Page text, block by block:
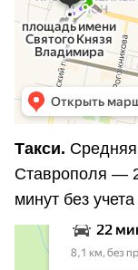
Такси. Средняя
Ставрополя —
минут без
Ставрополь
Построение